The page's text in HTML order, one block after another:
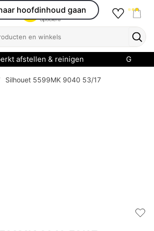
hoofdinhoud gaan
afstellen & reinigen
Silhouet 5599MK 9040 53/17